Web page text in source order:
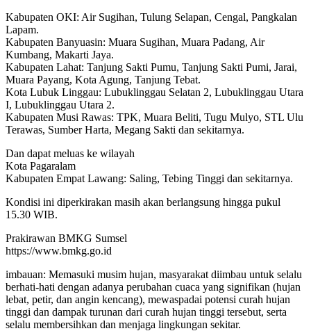
Kabupaten OKI: Air Sugihan, Tulung Selapan, Cengal, Pangkalan
Lapam.
Kabupaten Banyuasin: Muara Sugihan, Muara Padang, Air
Kumbang, Makarti Jaya.
Kabupaten Lahat: Tanjung Sakti Pumu, Tanjung Sakti Pumi, Jarai,
Muara Payang, Kota Agung, Tanjung Tebat.
Kota Lubuk Linggau: Lubuklinggau Selatan 2, Lubuklinggau Utara
I, Lubuklinggau Utara 2.
Kabupaten Musi Rawas: TPK, Muara Beliti, Tugu Mulyo, STL Ulu
Terawas, Sumber Harta, Megang Sakti dan sekitarnya.
Dan dapat meluas ke wilayah
Kota Pagaralam
Kabupaten Empat Lawang: Saling, Tebing Tinggi dan sekitarnya.
Kondisi ini diperkirakan masih akan berlangsung hingga pukul
15.30 WIB.
Prakirawan BMKG Sumsel
https://www.bmkg.go.id
imbauan: Memasuki musim hujan, masyarakat diimbau untuk selalu
berhati-hati dengan adanya perubahan cuaca yang signifikan (hujan
lebat, petir, dan angin kencang), mewaspadai potensi curah hujan
tinggi dan dampak turunan dari curah hujan tinggi tersebut, serta
selalu membersihkan dan menjaga lingkungan sekitar.